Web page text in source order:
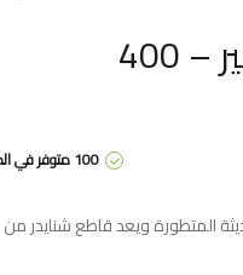
قاطع تيار شنايدر ثلاثي 20 أمبير – 400
100 متوفر في المخزون
المصاعد الحديثة المتطورة ويعد قاطع شنايدر من